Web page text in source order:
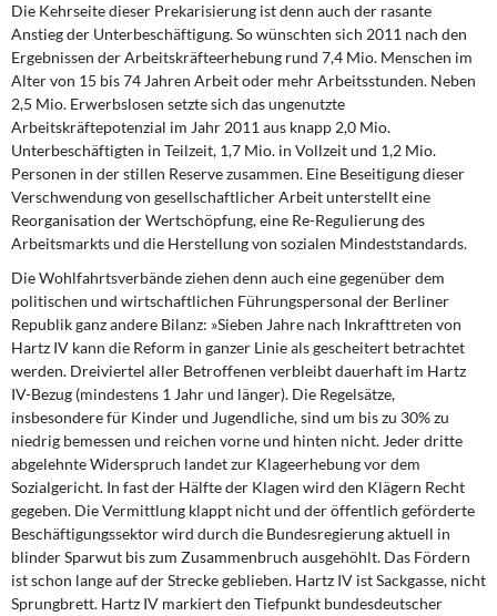
Die Kehrseite dieser Prekarisierung ist denn auch der rasante
Anstieg der Unterbeschäftigung. So wünschten sich 2011 nach den
Ergebnissen der Arbeitskräfteerhebung rund 7,4 Mio. Menschen im
Alter von 15 bis 74 Jahren Arbeit oder mehr Arbeitsstunden. Neben
2,5 Mio. Erwerbslosen setzte sich das ungenutzte
Arbeitskräftepotenzial im Jahr 2011 aus knapp 2,0 Mio.
Unterbeschäftigten in Teilzeit, 1,7 Mio. in Vollzeit und 1,2 Mio.
Personen in der stillen Reserve zusammen. Eine Beseitigung dieser
Verschwendung von gesellschaftlicher Arbeit unterstellt eine
Reorganisation der Wertschöpfung, eine Re-Regulierung des
Arbeitsmarkts und die Herstellung von sozialen Mindeststandards.
Die Wohlfahrtsverbände ziehen denn auch eine gegenüber dem
politischen und wirtschaftlichen Führungspersonal der Berliner
Republik ganz andere Bilanz: »Sieben Jahre nach Inkrafttreten von
Hartz IV kann die Reform in ganzer Linie als gescheitert betrachtet
werden. Dreiviertel aller Betroffenen verbleibt dauerhaft im Hartz
IV-Bezug (mindestens 1 Jahr und länger). Die Regelsätze,
insbesondere für Kinder und Jugendliche, sind um bis zu 30% zu
niedrig bemessen und reichen vorne und hinten nicht. Jeder dritte
abgelehnte Widerspruch landet zur Klageerhebung vor dem
Sozialgericht. In fast der Hälfte der Klagen wird den Klägern Recht
gegeben. Die Vermittlung klappt nicht und der öffentlich geförderte
Beschäftigungssektor wird durch die Bundesregierung aktuell in
blinder Sparwut bis zum Zusammenbruch ausgehöhlt. Das Fördern
ist schon lange auf der Strecke geblieben. Hartz IV ist Sackgasse, nicht
Sprungbrett. Hartz IV markiert den Tiefpunkt bundesdeutscher